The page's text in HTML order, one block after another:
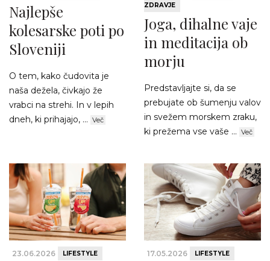
Najlepše
kolesarske poti po
Sloveniji
O tem, kako čudovita je
naša dežela, čivkajo že
vrabci na strehi. In v lepih
dneh, ki prihajajo, ... Več
ZDRAVJE
Joga, dihalne vaje
in meditacija ob
morju
Predstavljajte si, da se
prebujate ob šumenju valov
in svežem morskem zraku,
ki prežema vse vaše ... Več
23.06.2026 LIFESTYLE 17.05.2026 LIFESTYLE